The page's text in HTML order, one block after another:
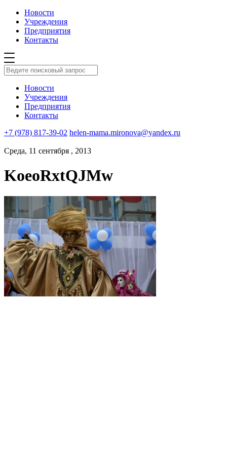
Новости
Учреждения
Предприятия
Контакты
Новости
Учреждения
Предприятия
Контакты
+7 (978) 817-39-02 helen-mama.mironova@yandex.ru
Среда, 11 сентября , 2013
KoeoRxtQJMw